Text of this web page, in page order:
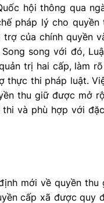
hội thông qua
pháp lý cho quyền
của chính quyền
song với đó,
trị hai cấp, làm
thực thi pháp luật.
thu giữ được mở
và phù hợp với
mới về quyền thu
cấp xã được quy